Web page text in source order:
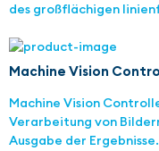
des großflächigen
Machine Vision
Machine Vision
Verarbeitung von
Ausgabe der